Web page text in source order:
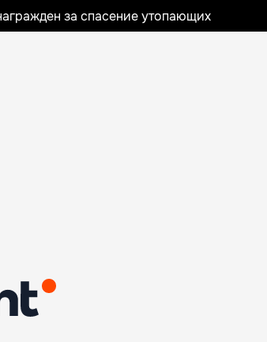
за спасение утопающих